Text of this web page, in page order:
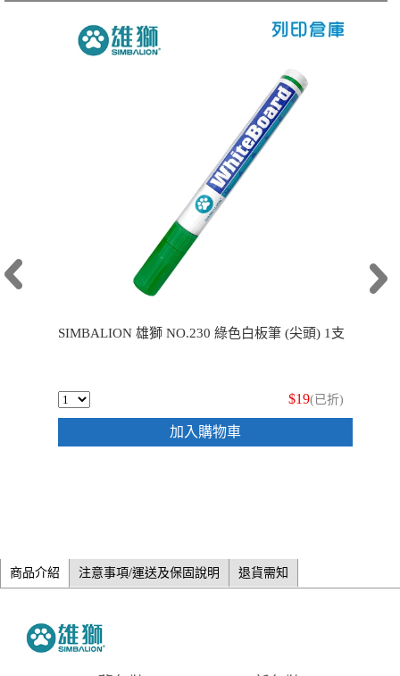
SIMBALION 雄獅 NO.230 綠色白板筆 (尖頭) 1支
$19(已折)
加入購物車
商品介紹 注意事項/運送及保固說明 退貨需知